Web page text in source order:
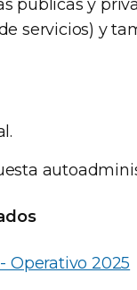
públicas y
servicios) y
Operativo 2025